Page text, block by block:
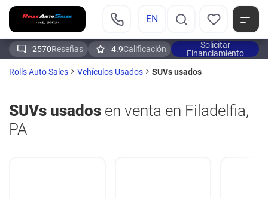
EN
2570Reseñas 4.9Calificación
Solicitar
Financiamiento
Rolls Auto Sales
Vehículos Usados SUVs usados
SUVs usados en venta en Filadelfia,
PA